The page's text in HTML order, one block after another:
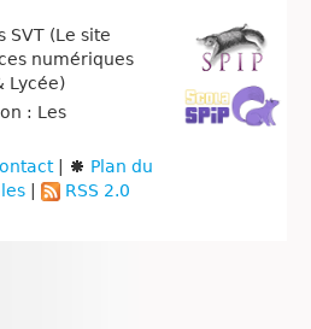
SVT (Le site
numériques
Lycée)
: Les
|
Plan du
| RSS 2.0